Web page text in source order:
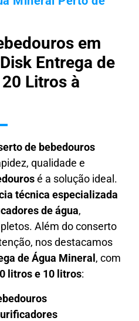
em
Entrega de
Litros à
de bebedouros
qualidade e
é a solução ideal.
técnica especializada
de água,
Além do conserto
nos destacamos
de Água Mineral , com
litros e 10 litros: